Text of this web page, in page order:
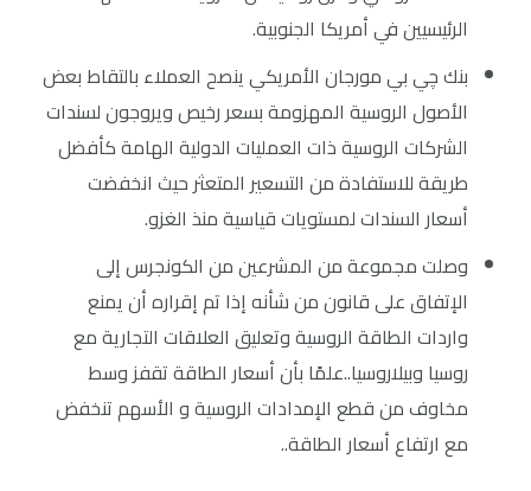
الرئيسيين في أمريكا الجنوبية.
بنك چي بي مورجان الأمريكي ينصح العملاء بالتقاط بعض
الأصول الروسية المهزومة بسعر رخيص ويروجون لسندات
الشركات الروسية ذات العمليات الدولية الهامة كأفضل
طريقة للاستفادة من التسعير المتعثر حيث انخفضت
أسعار السندات لمستويات قياسية منذ الغزو.
وصلت مجموعة من المشرعين من الكونجرس إلى
الإتفاق على قانون من شأنه إذا تم إقراره أن يمنع
واردات الطاقة الروسية وتعليق العلاقات التجارية مع
روسيا وبيلاروسيا..علمًا بأن أسعار الطاقة تقفز وسط
مخاوف من قطع الإمدادات الروسية و الأسهم تنخفض
مع ارتفاع أسعار الطاقة..